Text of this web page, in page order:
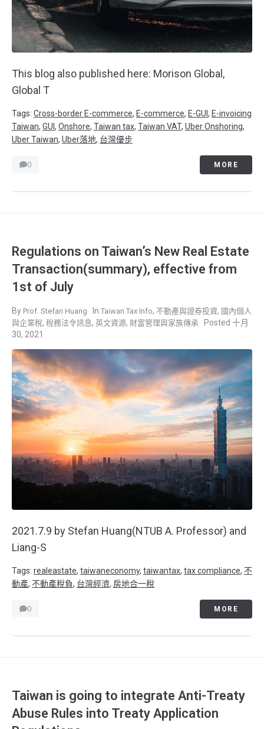
This blog also published here: Morison Global,
Global T
Tags: Cross-border E-commerce, E-commerce, E-GUI, E-invoicing
Taiwan, GUI, Onshore, Taiwan tax, Taiwan VAT, Uber Onshoring,
Uber Taiwan, Uber落地, 台灣優步
0 MORE
Regulations on Taiwan’s New Real Estate
Transaction(summary), effective from
1st of July
Prof. Stefan Huang Taiwan Tax Info, 不動產與證券投資, 國內個人
與企業稅, 稅務法令訊息, 英文資源, 財富管理與家族傳承
十月
30, 2021
2021.7.9 by Stefan Huang(NTUB A. Professor) and
Liang-S
Tags: realeastate, taiwaneconomy, taiwantax, tax compliance, 不
動產, 不動產稅負, 台灣經濟, 房地合一稅
0 MORE
Taiwan is going to integrate Anti-Treaty
Abuse Rules into Treaty Application